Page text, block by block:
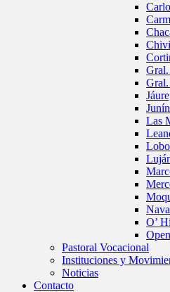
Junín
Las
O’
Pastoral Vocacional
Instituciones y
Noticias
Contacto